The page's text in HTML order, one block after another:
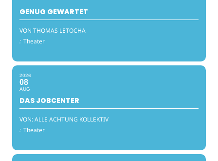
GENUG GEWARTET
VON THOMAS LETOCHA
: Theater
2026
08
AUG
DAS JOBCENTER
VON: ALLE ACHTUNG KOLLEKTIV
: Theater